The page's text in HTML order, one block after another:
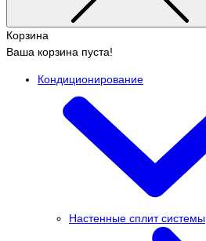
Корзина
Ваша корзина пуста!
Кондиционирование
Настенные сплит системы